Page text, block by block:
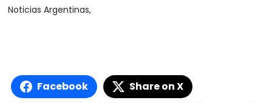
Noticias Argentinas,
Facebook Share on X